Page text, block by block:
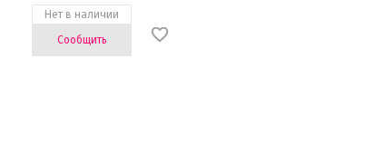
Нет в наличии
Сообщить